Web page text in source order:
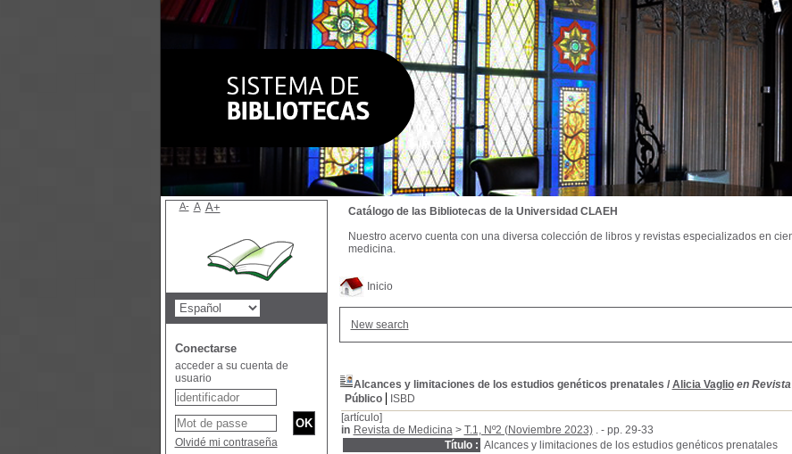
Inicio
New search
Alcances y limitaciones de los estudios genéticos prenatales / Alicia Vaglio en Revista
Público
ISBD
[artículo]
in Revista de Medicina> T.1, Nº2 (Noviembre 2023). - pp. 29-33
Título : Alcances y limitaciones de los estudios genéticos prenatales
Catálogo de las Bibliotecas de la Universidad CLAEH
Nuestro acervo cuenta con una diversa colección de libros y revistas especializados en
medicina.
A- A A+
Conectarse
acceder a su cuenta de
usuario
Olvidé mi contraseña